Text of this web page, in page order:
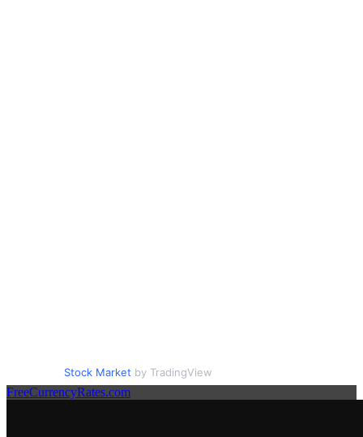
Stock Market by TradingView
FreeCurrencyRates.com